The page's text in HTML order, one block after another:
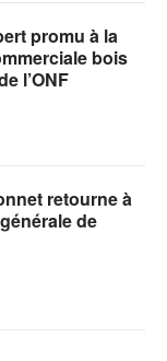
promu à la
bois
l’ONF
retourne à
de